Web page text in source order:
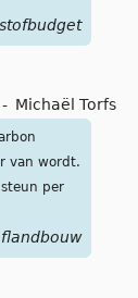
- Michaël Torfs
van wordt.
per